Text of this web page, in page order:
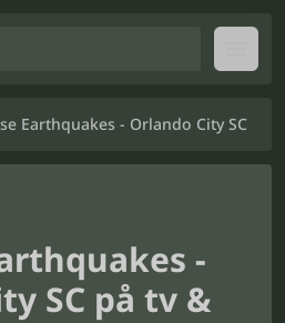
Earthquakes - Orlando City SC
-
SC på tv &